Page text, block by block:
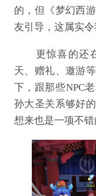
的，但《梦幻西
友引导，这属实令
更惊喜的还在
天、赠礼、邀游
下，跟那些NPC
孙大圣关系够好
想来也是一项不错